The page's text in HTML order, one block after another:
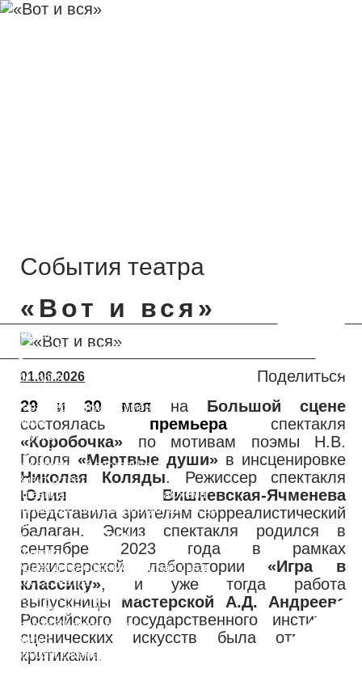
Афиша
АфишаРепертуарПушкинская карта
О театре
История
характеристики
Документы
Лица
Труппа
театраАдминистрацияХудожественно-
руководящий составЦеха
Визит в театр
Правила посещения театраСхема
залов ЛьготыАкции Доступная среда
Новости
События театраСМИ о нас
Контакты
Адрес и телефоныОбратная связь
Касса театра
ВТ-ВС с 12:00 до 19:00
+7 (384) 236 53 75
teatr34@kemdrama.ru
Адрес
650099, г. Кемерово, ул. Весенняя, 11
События театра
«Вот и вся»
01.06.2026
Поделиться
29 и 30 мая на Большой сцене
состоялась премьераспектакля
«Коробочка» по мотивам поэмы Н.В.
Гоголя «Мертвые души» в инсценировке
Николая Коляды. Режиссер спектакля
Юлия Вишневская-Ячменева
представила зрителям сюрреалистический
балаган. Эскиз спектакля родился в
сентябре 2023 года в рамках
режиссерской лаборатории «Игра в
классику», и уже тогда работа
выпускницы мастерской А.Д. Андреева
Российского государственного института
сценических искусств была отмечена
критиками.